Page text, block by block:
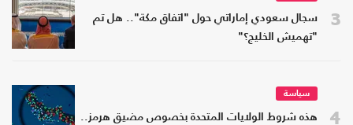
3
سجال سعودي إماراتي حول "اتفاق مكة".. هل تم
"تهميش الخليج؟"
4
سياسة
هذه شروط الولايات المتحدة بخصوص مضيق هرمز..